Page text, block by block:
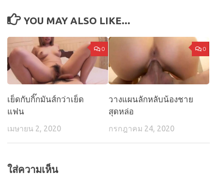
YOU MAY ALSO LIKE...
0
เย็ดกับกิ๊กมันส์กว่าเย็ด
แฟน
เมษายน 2, 2020
0
วางแผนลักหลับน้องชาย
สุดหล่อ
กรกฎาคม 24, 2020
ใส่ความเห็น